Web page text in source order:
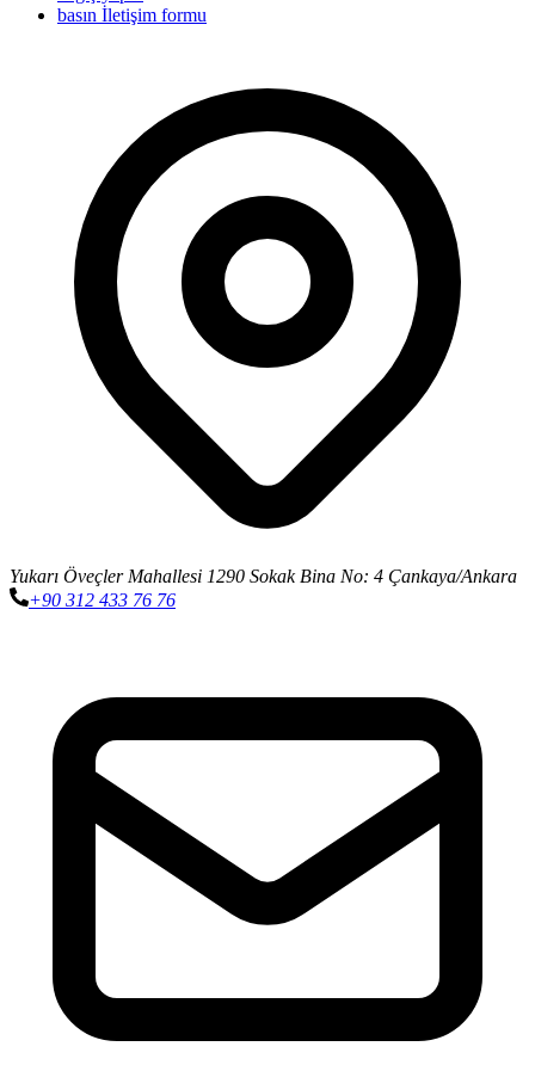
basın İletişim formu
Yukarı Öveçler Mahallesi 1290 Sokak Bina No: 4 Çankaya/Ankara
+90 312 433 76 76